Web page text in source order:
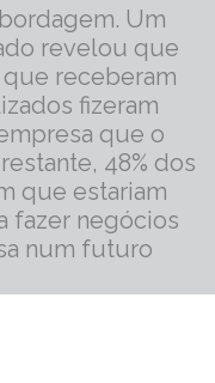
Um
revelou que
que receberam
fizeram
que o
48% dos
que estariam
fazer negócios
num futuro